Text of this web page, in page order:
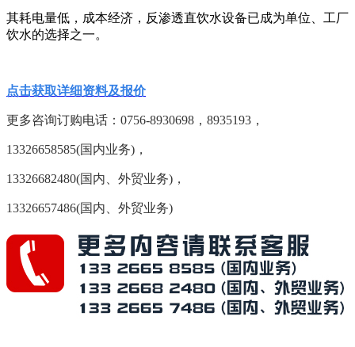
其耗电量低，成本经济，反渗透直饮水设备已成为单位、工厂
饮水的选择之一。
点击获取详细资料及报价
更多咨询订购电话： 0756-8930698，8935193，
13326658585(国内业务)，
13326682480(国内、外贸业务)，
13326657486(国内、外贸业务)